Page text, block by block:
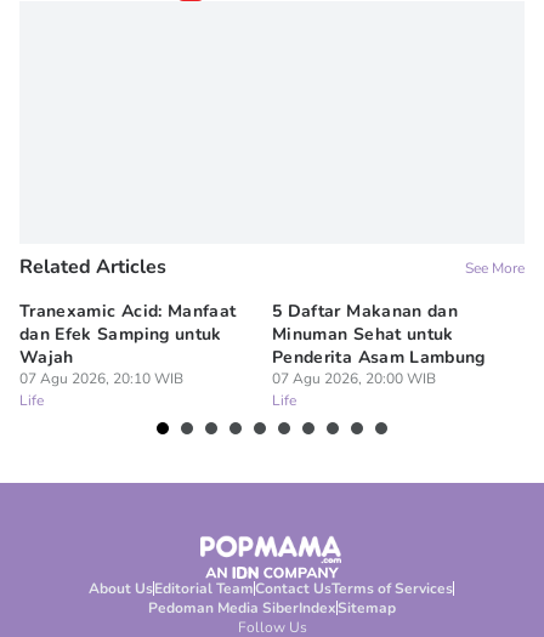
Related Articles See More
Tranexamic Acid: Manfaat
dan Efek Samping untuk
Wajah
07 Agu 2026, 20:10 WIB
Life
5 Daftar Makanan dan
Minuman Sehat untuk
Penderita Asam Lambung
07 Agu 2026, 20:00 WIB
Life
About UsEditorial TeamContact UsTerms of Services
Pedoman Media SiberIndexSitemap
Follow Us